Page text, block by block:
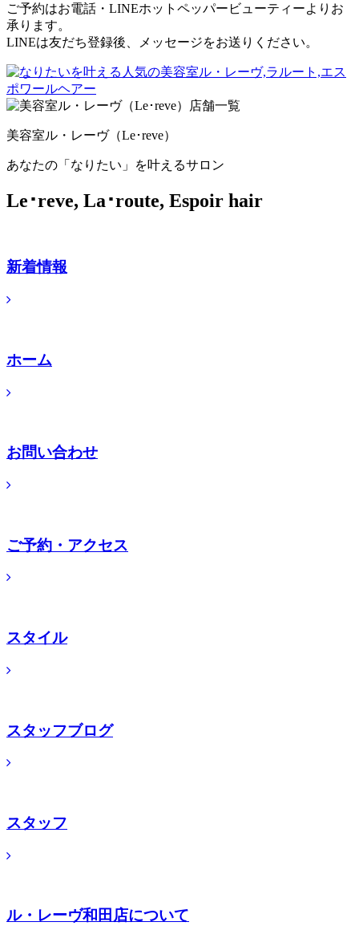
ご予約はお電話・LINEホットペッパービューティーよりお
承ります。
LINEは友だち登録後、メッセージをお送りください。
美容室ル・レーヴ（Le･reve）
あなたの「なりたい」を叶えるサロン
Le･reve, La･route, Espoir hair
新着情報
ホーム
お問い合わせ
ご予約・アクセス
スタイル
スタッフブログ
スタッフ
ル・レーヴ和田店について